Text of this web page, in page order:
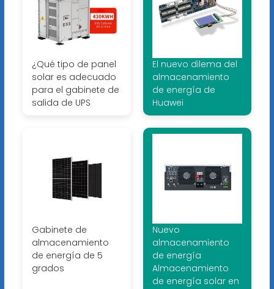
¿Qué tipo de panel
solar es adecuado
para el gabinete de
salida de UPS
El nuevo dilema del
almacenamiento
de energía de
Huawei
Gabinete de
almacenamiento
de energía de 5
grados
Nuevo
almacenamiento
de energía
Almacenamiento
de energía solar en